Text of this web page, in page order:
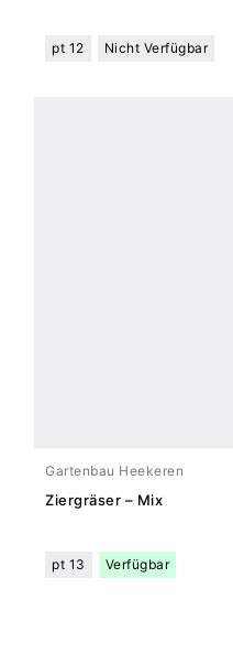
pt 12 Nicht Verfügbar
Gartenbau Heekeren
Ziergräser – Mix
pt 13 Verfügbar